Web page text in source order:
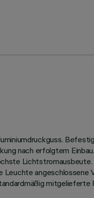
nach erfolgtem
angeschlossene
mitgelieferte